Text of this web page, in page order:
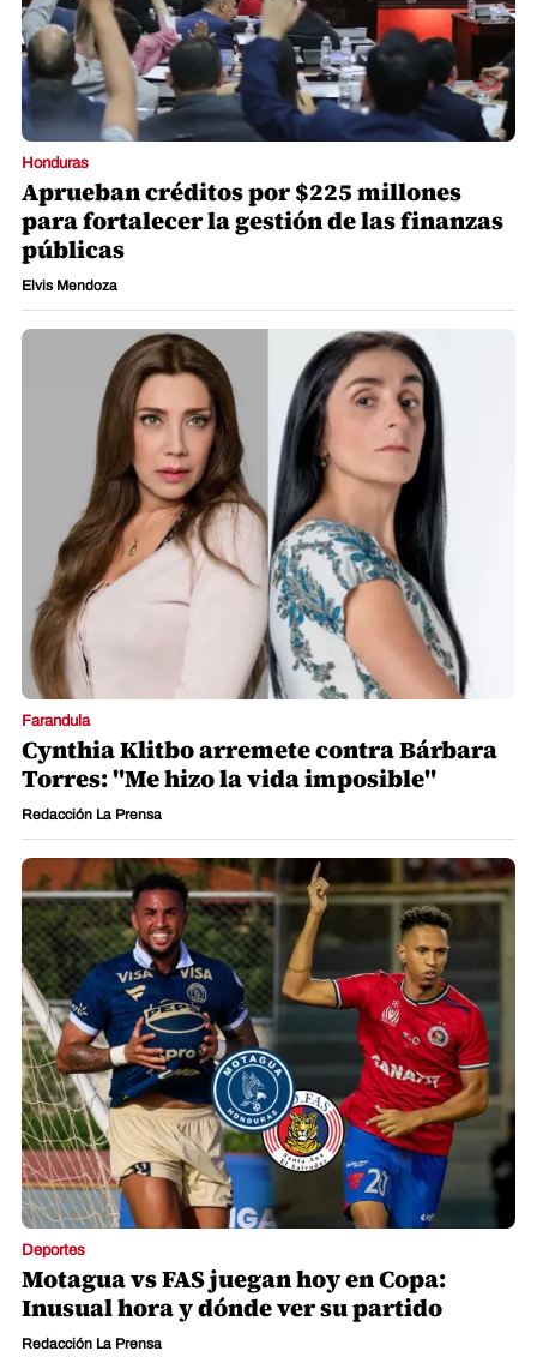
Honduras
Aprueban créditos por $225 millones
para fortalecer la gestión de las finanzas
públicas
Elvis Mendoza
Farandula
Cynthia Klitbo arremete contra Bárbara
Torres: "Me hizo la vida imposible"
Redacción La Prensa
Deportes
Motagua vs FAS juegan hoy en Copa:
Inusual hora y dónde ver su partido
Redacción La Prensa